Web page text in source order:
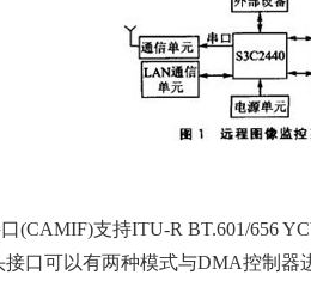
(CAMIF)支持ITU-R BT.601/656
口可以有两种模式与DMA控制